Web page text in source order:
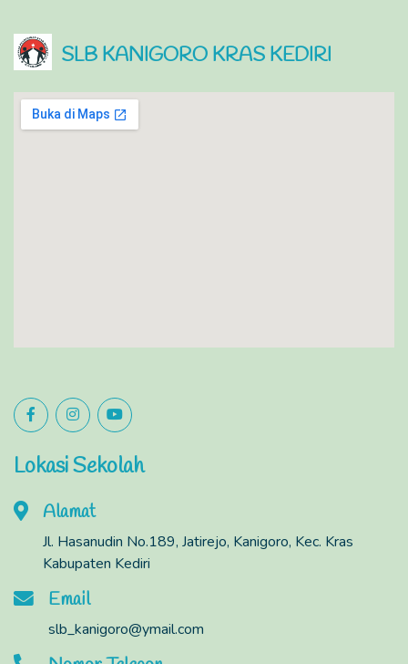
SLB KANIGORO KRAS KEDIRI
Lokasi Sekolah
Alamat
Jl. Hasanudin No.189, Jatirejo, Kanigoro, Kec. Kras
Kabupaten Kediri
Email
slb_kanigoro@ymail.com